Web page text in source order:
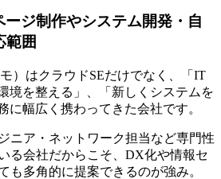
ジ制作やシステム開発・自
範囲
）はクラウドSEだけでなく、「IT
境を整える」、「新しくシステムを
に幅広く携わってきた会社です。
ニア・ネットワーク担当など専門性
る会社だからこそ、 DX化や情報セ
も多角的に提案できるのが強み。